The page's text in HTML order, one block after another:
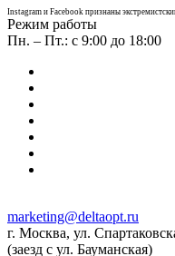
Instagram и Facebook признаны
Режим работы
Пн. – Пт.: с 9:00 до 18:00
marketing@deltaopt.ru
г. Москва, ул.
(заезд с ул. Бауманская)